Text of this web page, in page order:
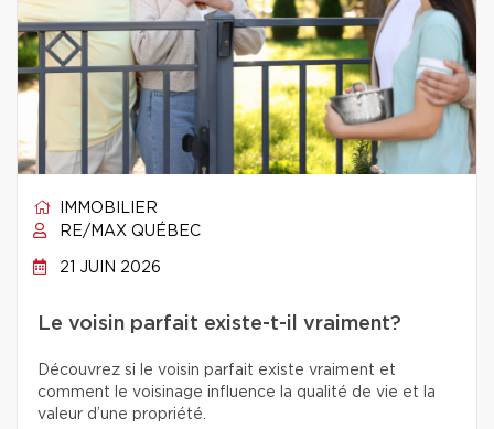
IMMOBILIER
RE/MAX QUÉBEC
21 JUIN 2026
Le voisin parfait existe-t-il vraiment?
Découvrez si le voisin parfait existe vraiment et
comment le voisinage influence la qualité de vie et la
valeur d’une propriété.